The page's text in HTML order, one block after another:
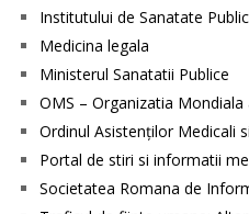
Institutului de Sanatate
Medicina legala
Ministerul Sanatatii Publice
OMS – Organizatia Mondiala
Ordinul Asistenţilor Medicali
Portal de stiri si informatii
Societatea Romana de